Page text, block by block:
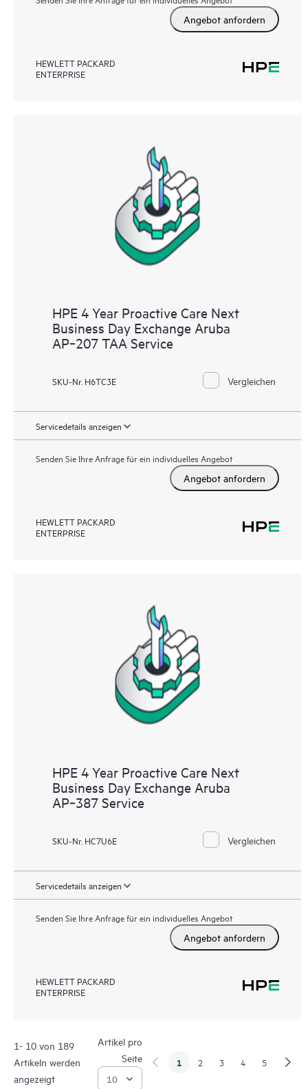
Angebot anfordern
HEWLETT PACKARD
ENTERPRISE
HPE 4 Year Proactive Care Next
Business Day Exchange Aruba
AP‑207 TAA Service
SKU-Nr. H6TC3E Vergleichen
Servicedetails anzeigen
Senden Sie Ihre Anfrage für ein individuelles Angebot
Angebot anfordern
HEWLETT PACKARD
ENTERPRISE
HPE 4 Year Proactive Care Next
Business Day Exchange Aruba
AP‑387 Service
SKU-Nr. HC7U6E Vergleichen
Servicedetails anzeigen
Senden Sie Ihre Anfrage für ein individuelles Angebot
Angebot anfordern
HEWLETT PACKARD
ENTERPRISE
1- 10 von 189
Artikeln werden
angezeigt
Artikel pro
Seite
1 2 3 4 5